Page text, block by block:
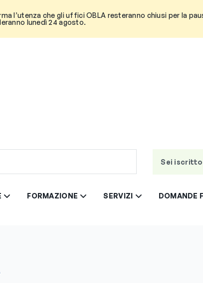
l’utenza che gli uffici OBLA resteranno chiusi per la
lunedì 24 agosto.
Sei
FORMAZIONE SERVIZI DOMANDE